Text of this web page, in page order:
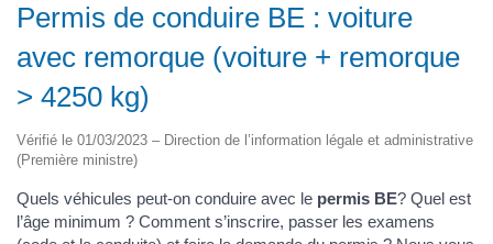
Permis de conduire BE : voiture
avec remorque (voiture + remorque
> 4250 kg)
Vérifié le 01/03/2023 – Direction de l’information légale et administrative
(Première ministre)
Quels véhicules peut-on conduire avec le permis BE? Quel est
l’âge minimum ? Comment s’inscrire, passer les examens